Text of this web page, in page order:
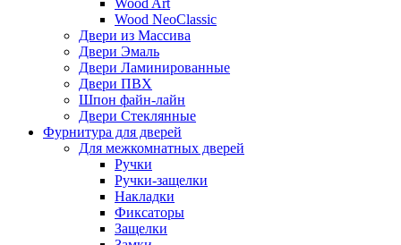
Wood Art
Wood NeoClassic
Двери из Массива
Двери Эмаль
Двери Ламинированные
Двери ПВХ
Шпон файн-лайн
Двери Стеклянные
Фурнитура для дверей
Для межкомнатных дверей
Ручки
Ручки-защелки
Накладки
Фиксаторы
Защелки